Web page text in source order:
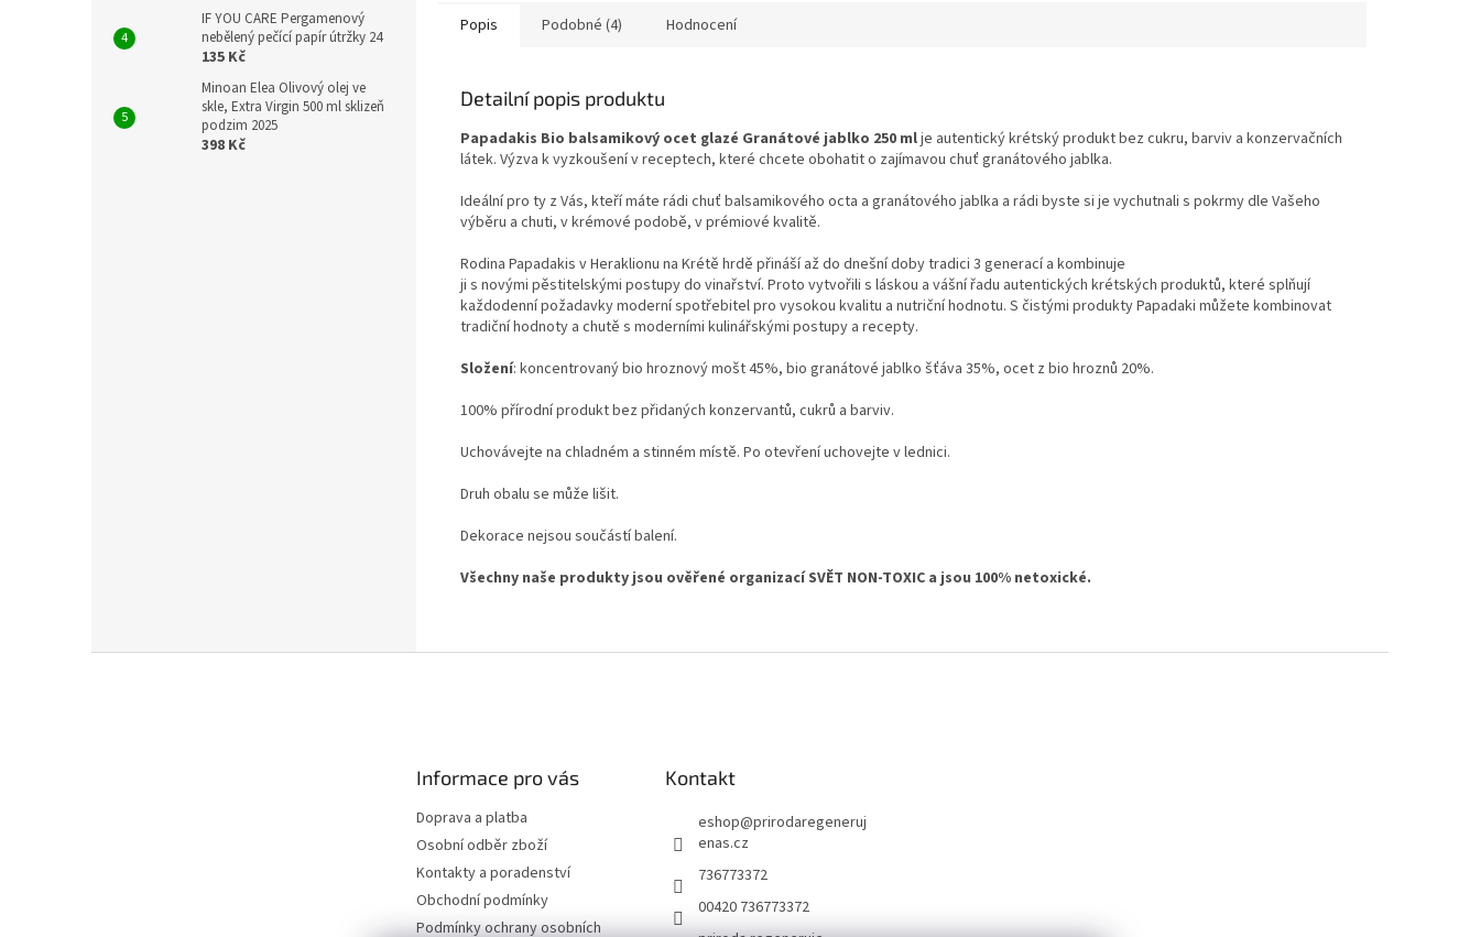
IF YOU CARE Pergamenový
nebělený pečící papír útržky 24
135 Kč
Minoan Elea Olivový olej ve
skle, Extra Virgin 500 ml sklizeň
podzim 2025
398 Kč
Popis Podobné (4) Hodnocení
Detailní popis produktu
Papadakis Bio balsamikový ocet glazé Granátové jablko 250 mlje autentický krétský produkt bez cukru, barviv a konzervačních
látek. Výzva k vyzkoušení v receptech, které chcete obohatit o zajímavou chuť granátového jablka.
Ideální pro ty z Vás, kteří máte rádi chuť balsamikového octa a granátového jablka a rádi byste si je vychutnali s pokrmy dle Vašeho
výběru a chuti, v krémové podobě, v prémiové kvalitě.
Rodina Papadakis v Heraklionu na Krétě hrdě přináší až do dnešní doby tradici 3 generací a kombinuje
ji s novými pěstitelskými postupy do vinařství. Proto vytvořili s láskou a vášní řadu autentických krétských produktů, které splňují
každodenní požadavky moderní spotřebitel pro vysokou kvalitu a nutriční hodnotu. S čistými produkty Papadaki můžete kombinovat
tradiční hodnoty a chutě s moderními kulinářskými postupy a recepty.
Složení: koncentrovaný bio hroznový mošt 45%, bio granátové jablko šťáva 35%, ocet z bio hroznů 20%.
100% přírodní produkt bez přidaných konzervantů, cukrů a barviv.
Uchovávejte na chladném a stinném místě. Po otevření uchovejte v lednici.
Druh obalu se může lišit.
Dekorace nejsou součástí balení.
Všechny naše produkty jsou ověřené organizací SVĚT NON-TOXIC a jsou 100% netoxické.
Informace pro vás
Doprava a platba
Osobní odběr zboží
Kontakty a poradenství
Obchodní podmínky
Podmínky ochrany osobních
Kontakt
eshop@prirodaregeneruj
enas.cz
736773372
00420 736773372